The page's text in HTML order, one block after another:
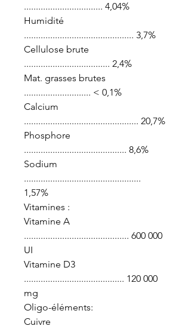
................................. 4,04%
Humidité
.............................................. 3,7%
Cellulose brute
.................................... 2,4%
Mat. grasses brutes
............................ < 0,1%
Calcium
................................................ 20,7%
Phosphore
........................................... 8,6%
Sodium
.................................................
1,57%
Vitamines :
Vitamine A
............................................ 600 000
UI
Vitamine D3
.......................................... 120 000
mg
Oligo-éléments:
Cuivre